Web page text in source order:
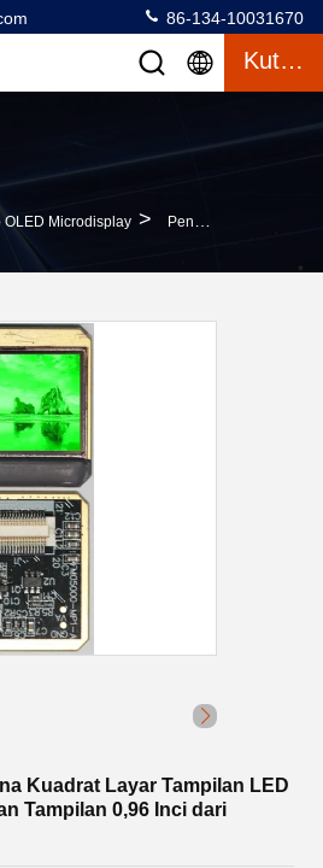
86-134-10031670
Kutipan
OLED Microdisplay > Penataan Piksel Warna Kuadrat Layar Tampilan LED Kreatif Dengan Ukuran Tampilan 0,96 Inci Dari Guangzho
Kuadrat Layar Tampilan LED
Tampilan 0,96 Inci dari